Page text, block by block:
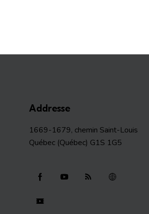
Addresse
1669-1679, chemin Saint-Louis
Québec (Québec) G1S 1G5